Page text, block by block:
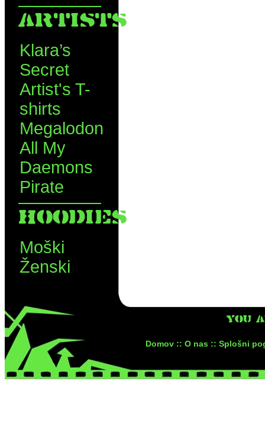
ARTISTS
Klara’s
Secret
Artist's T-
shirts
Megalodon
All My
Daemons
Pirate
HOODIES
Moški
Ženski
YOU
Domov :: O nas :: Splošni